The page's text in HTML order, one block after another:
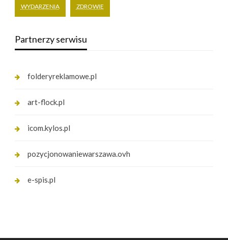
WYDARZENIA ZDROWIE
Partnerzy serwisu
folderyreklamowe.pl
art-flock.pl
icom.kylos.pl
pozycjonowaniewarszawa.ovh
e-spis.pl